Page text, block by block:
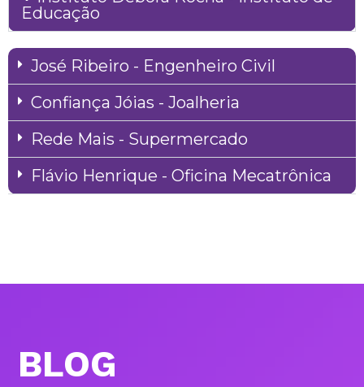
Educação
José Ribeiro - Engenheiro Civil
Confiança Jóias - Joalheria
Rede Mais - Supermercado
Flávio Henrique - Oficina Mecatrônica
BLOG